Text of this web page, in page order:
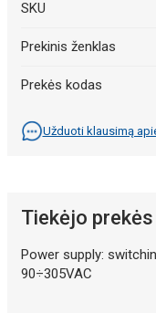
SKU
Prekinis ženklas
Prekės kodas
Užduoti klausimą
Tiekėjo
Power supply:
90÷305VAC